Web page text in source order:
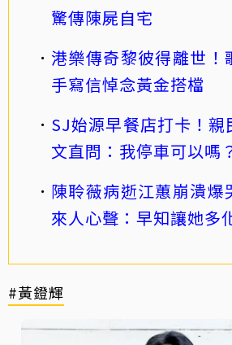
驚傳陳屍自宅
港樂傳奇黎彼得離世！
手寫信悼念黃金搭檔
SJ始源早餐店打卡！親
文直問：我停車可以嗎
陳聆薇病逝江蕙崩潰爆
來人心聲：早知讓她多
#黃鐙輝